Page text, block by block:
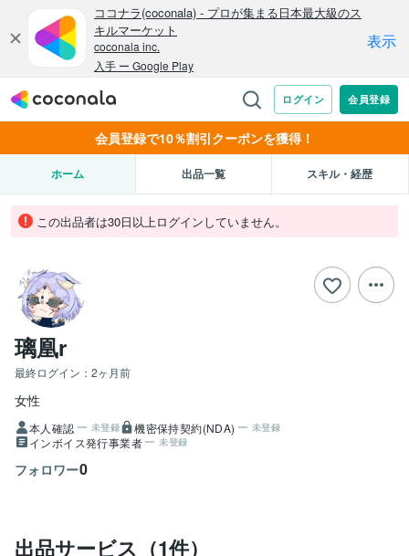
会員登録で10％割引クーポンを獲得！
ホーム 出品一覧 スキル・経歴
この出品者は30日以上ログインしていません。
璃凰r
最終ログイン： 2ヶ月前
女性
本人確認 未登録 機密保持契約(NDA) 未登録
インボイス発行事業者 未登録
フォロワー0
出品サービス（1件）